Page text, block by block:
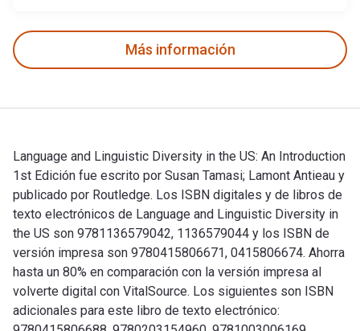
Más información
Language and Linguistic Diversity in the US: An Introduction
1st Edición fue escrito por Susan Tamasi; Lamont Antieau y
publicado por Routledge. Los ISBN digitales y de libros de
texto electrónicos de Language and Linguistic Diversity in
the US son 9781136579042, 1136579044 y los ISBN de
versión impresa son 9780415806671, 0415806674. Ahorra
hasta un 80% en comparación con la versión impresa al
volverte digital con VitalSource. Los siguientes son ISBN
adicionales para este libro de texto electrónico: